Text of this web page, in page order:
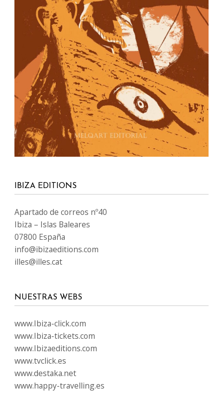
IBIZA EDITIONS
Apartado de correos nº40
Ibiza – Islas Baleares
07800 España
info@ibizaeditions.com
illes@illes.cat
NUESTRAS WEBS
www.Ibiza-click.com
www.Ibiza-tickets.com
www.Ibizaeditions.com
www.tvclick.es
www.destaka.net
www.happy-travelling.es